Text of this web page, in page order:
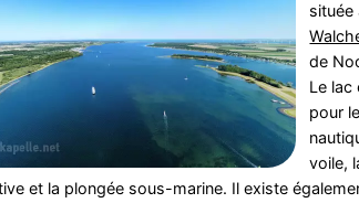
de
Le lac
pour
voile,
et la plongée sous-marine. Il existe